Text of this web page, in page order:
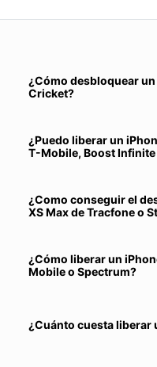
¿Cómo desbloquear un
Cricket?
¿Puedo liberar un
T-Mobile, Boost
¿Como conseguir el
XS Max de Tracfone o
¿Cómo liberar un
Mobile o Spectrum?
¿Cuánto cuesta liberar